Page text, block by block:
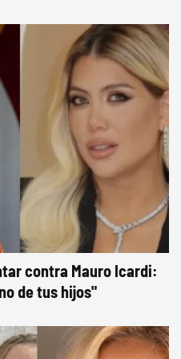
contra Mauro Icardi:
de tus hijos"